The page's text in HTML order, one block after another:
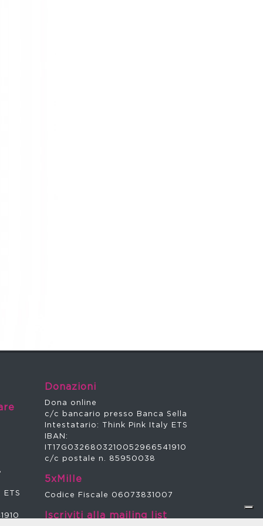
Donazioni
Dona online
c/c bancario presso Banca Sella
Intestatario: Think Pink Italy ETS
IBAN:
IT17G0326803210052966541910
c/c postale n. 85950038
5xMille
Codice Fiscale 06073831007
Iscriviti alla mailing list